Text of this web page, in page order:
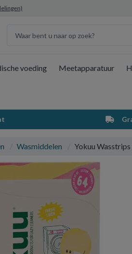
voeding Meetapparatuur
Wasmiddelen Yokuu